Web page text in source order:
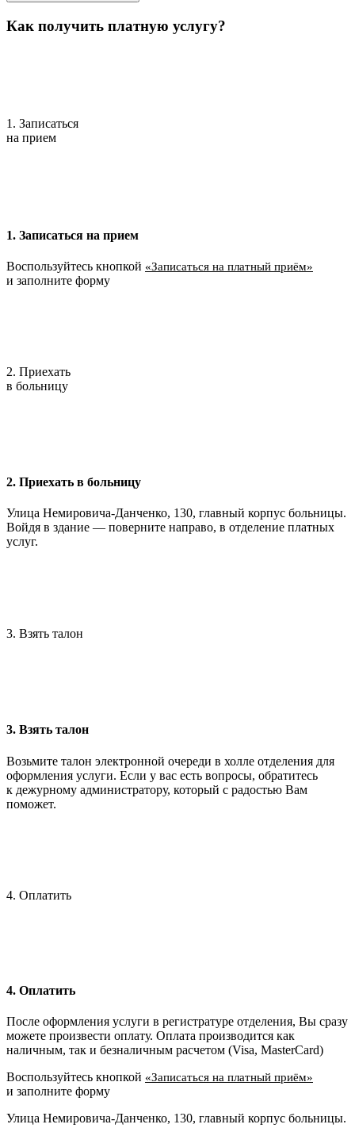
Как получить платную услугу?
1. Записаться
на прием
1. Записаться на прием
Воспользуйтесь кнопкой «Записаться на платный приём»
и заполните форму
2. Приехать
в больницу
2. Приехать в больницу
Улица Немировича-Данченко, 130, главный корпус больницы.
Войдя в здание — поверните направо, в отделение платных
услуг.
3. Взять талон
3. Взять талон
Возьмите талон электронной очереди в холле отделения для
оформления услуги. Если у вас есть вопросы, обратитесь
к дежурному администратору, который с радостью Вам
поможет.
4. Оплатить
4. Оплатить
После оформления услуги в регистратуре отделения, Вы сразу
можете произвести оплату. Оплата производится как
наличным, так и безналичным расчетом (Visa, MasterCard)
Воспользуйтесь кнопкой «Записаться на платный приём»
и заполните форму
Улица Немировича-Данченко, 130, главный корпус больницы.